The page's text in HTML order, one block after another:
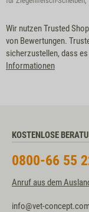
Wir nutzen Trusted
von Bewertungen.
sicherzustellen, dass
Informationen
KOSTENLOSE
0800-66 55
Anruf aus dem
info@vet-